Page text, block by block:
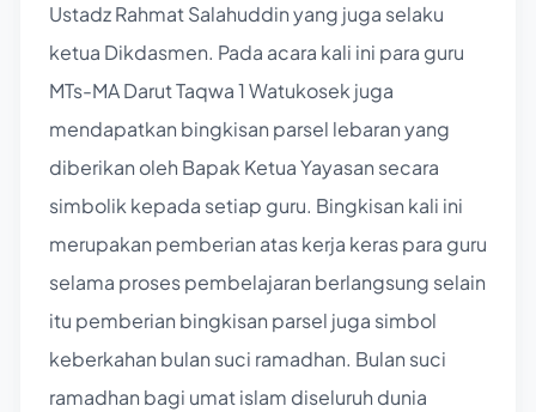
Ustadz Rahmat Salahuddin yang juga selaku
ketua Dikdasmen. Pada acara kali ini para guru
MTs-MA Darut Taqwa 1 Watukosek juga
mendapatkan bingkisan parsel lebaran yang
diberikan oleh Bapak Ketua Yayasan secara
simbolik kepada setiap guru. Bingkisan kali ini
merupakan pemberian atas kerja keras para guru
selama proses pembelajaran berlangsung selain
itu pemberian bingkisan parsel juga simbol
keberkahan bulan suci ramadhan. Bulan suci
ramadhan bagi umat islam diseluruh dunia